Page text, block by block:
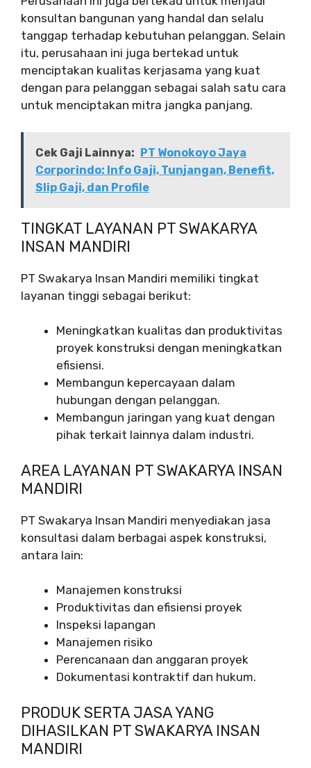
konsultan bangunan yang handal dan selalu
tanggap terhadap kebutuhan pelanggan. Selain
itu, perusahaan ini juga bertekad untuk
menciptakan kualitas kerjasama yang kuat
dengan para pelanggan sebagai salah satu cara
untuk menciptakan mitra jangka panjang.
Cek Gaji Lainnya: PT Wonokoyo Jaya
Corporindo: Info Gaji, Tunjangan, Benefit,
Slip Gaji, dan Profile
TINGKAT LAYANAN PT SWAKARYA
INSAN MANDIRI
PT Swakarya Insan Mandiri memiliki tingkat
layanan tinggi sebagai berikut:
Meningkatkan kualitas dan produktivitas
proyek konstruksi dengan meningkatkan
efisiensi.
Membangun kepercayaan dalam
hubungan dengan pelanggan.
Membangun jaringan yang kuat dengan
pihak terkait lainnya dalam industri.
AREA LAYANAN PT SWAKARYA INSAN
MANDIRI
PT Swakarya Insan Mandiri menyediakan jasa
konsultasi dalam berbagai aspek konstruksi,
antara lain:
Manajemen konstruksi
Produktivitas dan efisiensi proyek
Inspeksi lapangan
Manajemen risiko
Perencanaan dan anggaran proyek
Dokumentasi kontraktif dan hukum.
PRODUK SERTA JASA YANG
DIHASILKAN PT SWAKARYA INSAN
MANDIRI